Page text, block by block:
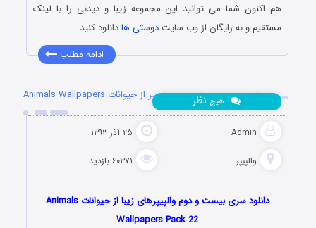
هم اکنون شما می توانید این مجموعه زیبا و دیدنی را با لینک
مستقیم و به رایگان از وب سایتدوستی هادانلود کنید.
ادامه مطلب
دانلود سری بیست و دوم والپیپر از حیوانات Animals Wallpapers
Admin ۲۵ آذر ۱۳۹۳
والپیپر ۶۰۳۷۱ بازدید
هیچ نظر
دانلود سری بیست و دوم والپیپرهای زیبا از حیوانات Animals
Wallpapers Pack 22